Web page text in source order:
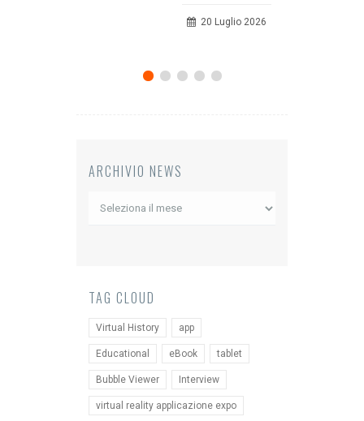
20 Luglio 2026
ARCHIVIO NEWS
Archivio
TAG CLOUD
Virtual History app
Educational eBook tablet
Bubble Viewer Interview
virtual reality applicazione expo